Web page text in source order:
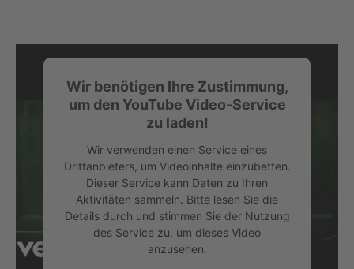
Wir benötigen Ihre Zustimmung,
um den YouTube Video-Service
zu laden!
Wir verwenden einen Service eines
Drittanbieters, um Videoinhalte einzubetten.
Dieser Service kann Daten zu Ihren
Aktivitäten sammeln. Bitte lesen Sie die
Details durch und stimmen Sie der Nutzung
des Service zu, um dieses Video
anzusehen.